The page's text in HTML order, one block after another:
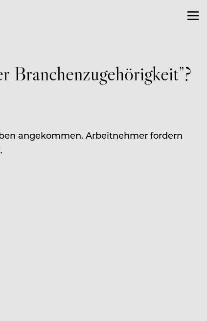
angekommen. Arbeitnehmer fordern